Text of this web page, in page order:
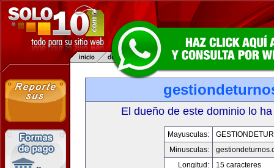
El dueño de este dominio lo
Mayusculas:
Minusculas:
Longitud:
15 caracteres